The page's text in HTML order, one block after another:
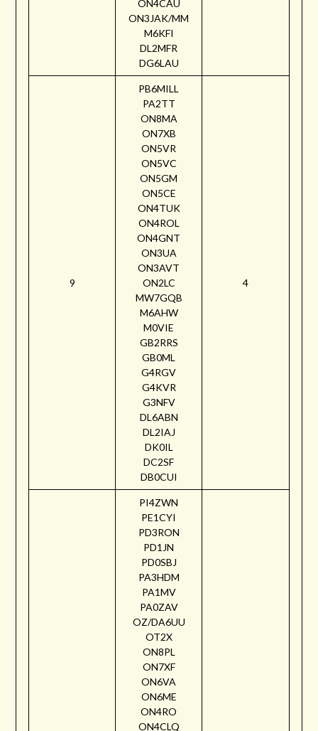
ON4CAU
ON3JAK/MM
M6KFI
DL2MFR
DG6LAU
9
PB6MILL
PA2TT
ON8MA
ON7XB
ON5VR
ON5VC
ON5GM
ON5CE
ON4TUK
ON4ROL
ON4GNT
ON3UA
ON3AVT
ON2LC
MW7GQB
M6AHW
M0VIE
GB2RRS
GB0ML
G4RGV
G4KVR
G3NFV
DL6ABN
DL2IAJ
DK0IL
DC2SF
DB0CUI
4
PI4ZWN
PE1CYI
PD3RON
PD1JN
PD0SBJ
PA3HDM
PA1MV
PA0ZAV
OZ/DA6UU
OT2X
ON8PL
ON7XF
ON6VA
ON6ME
ON4RO
ON4CLQ